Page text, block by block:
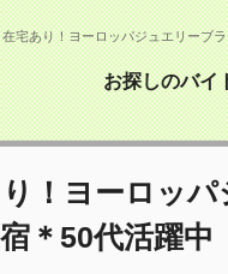
在宅あり！ヨーロッパジュエリーブ
お探しのバイ
！ヨーロッ
＊50代活躍中